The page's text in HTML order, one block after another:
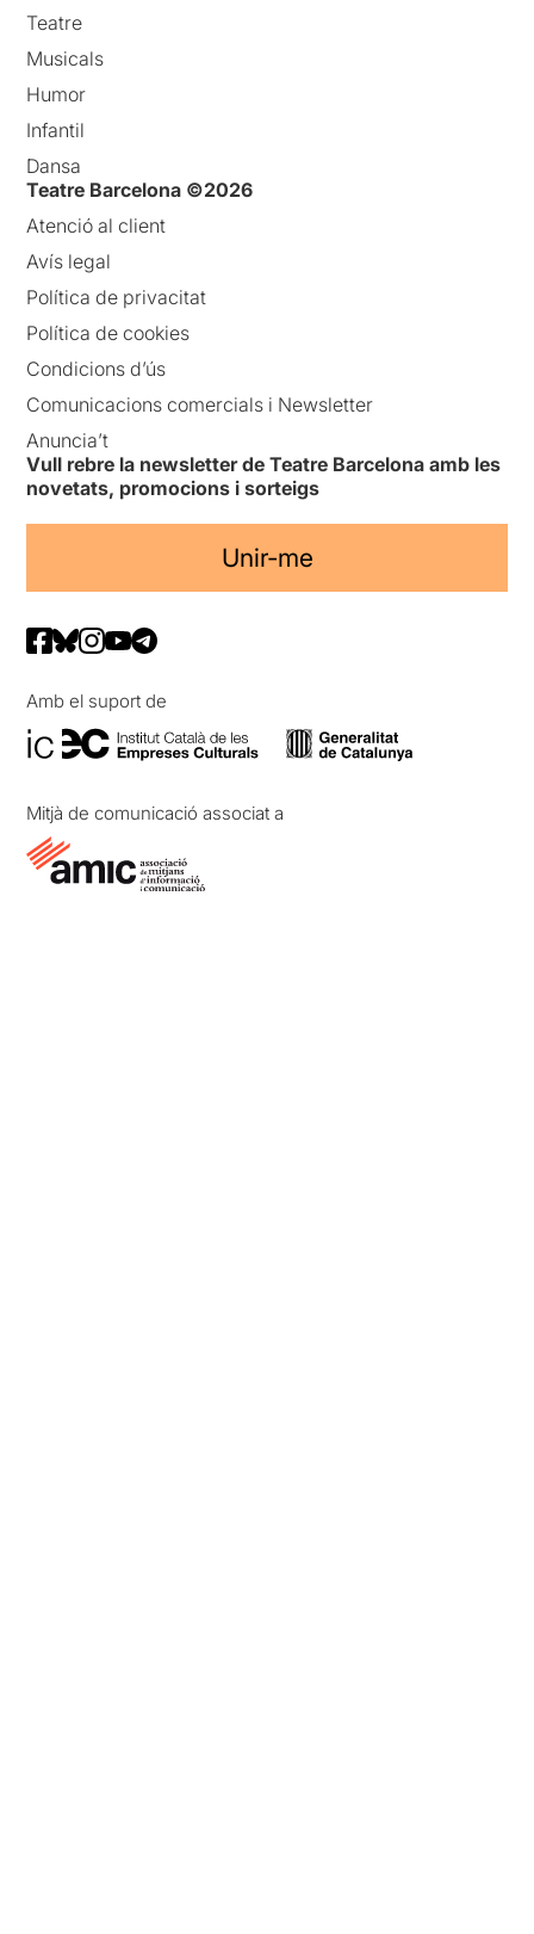
Teatre
Musicals
Humor
Infantil
Dansa
Teatre Barcelona ©2026
Atenció al client
Avís legal
Política de privacitat
Política de cookies
Condicions d’ús
Comunicacions comercials i Newsletter
Anuncia’t
Vull rebre la newsletter de Teatre Barcelona amb les
novetats, promocions i sorteigs
Unir-me
Amb el suport de
Mitjà de comunicació associat a